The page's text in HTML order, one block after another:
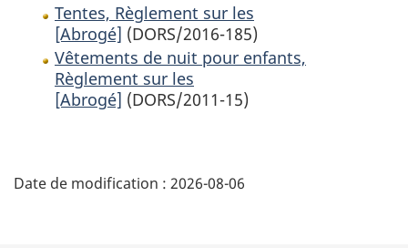
Tentes, Règlement sur les
[Abrogé] (DORS/2016-185)
Vêtements de nuit pour enfants,
Règlement sur les
[Abrogé] (DORS/2011-15)
é
Date de modification : 2026-08-06